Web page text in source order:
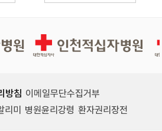
인천적십자병원
방침 이메일무단수집거부
미
병원윤리강령 환자권리장전